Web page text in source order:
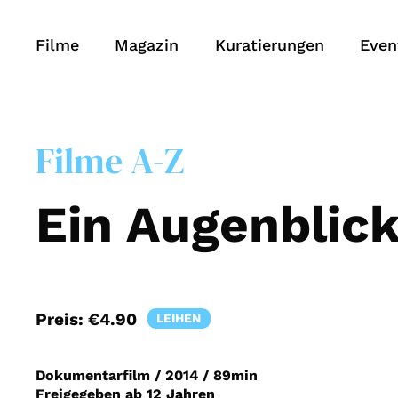
Filme Magazin Kuratierungen
Filme A-Z
Ein
Preis: €4.90 LEIHEN
Dokumentarfilm / 2014 / 89min
Freigegeben ab 12 Jahren